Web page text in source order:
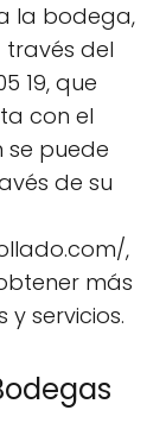
la bodega,
del
19, que
con el
puede
de su
,
más
servicios.